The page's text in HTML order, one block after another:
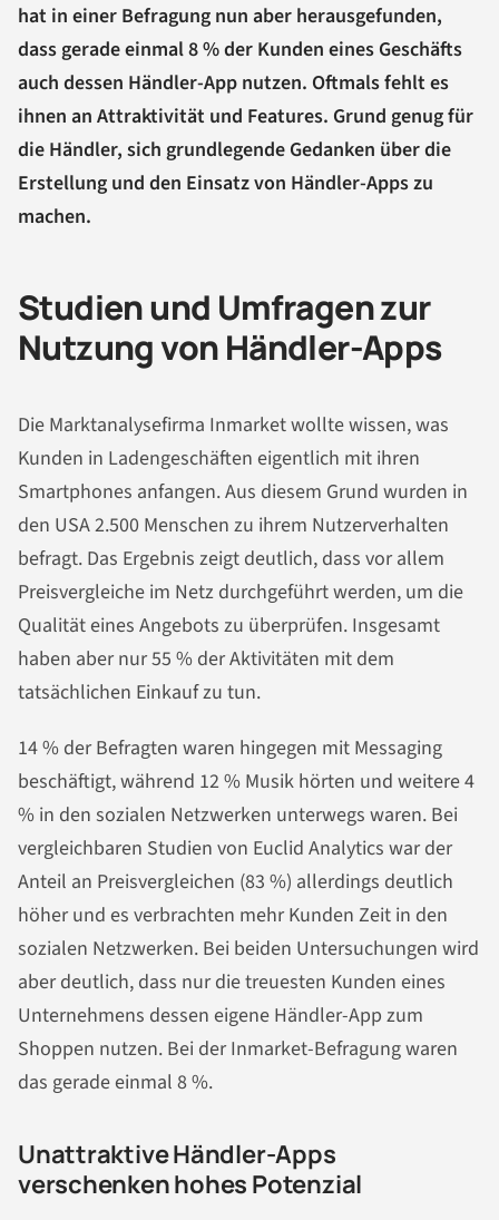
hat in einer Befragung nun aber herausgefunden,
dass gerade einmal 8 % der Kunden eines Geschäfts
auch dessen Händler-App nutzen. Oftmals fehlt es
ihnen an Attraktivität und Features. Grund genug für
die Händler, sich grundlegende Gedanken über die
Erstellung und den Einsatz von Händler-Apps zu
machen.
Studien und Umfragen zur
Nutzung von Händler-Apps
Die Marktanalysefirma Inmarket wollte wissen, was
Kunden in Ladengeschäften eigentlich mit ihren
Smartphones anfangen. Aus diesem Grund wurden in
den USA 2.500 Menschen zu ihrem Nutzerverhalten
befragt. Das Ergebnis zeigt deutlich, dass vor allem
Preisvergleiche im Netz durchgeführt werden, um die
Qualität eines Angebots zu überprüfen. Insgesamt
haben aber nur 55 % der Aktivitäten mit dem
tatsächlichen Einkauf zu tun.
14 % der Befragten waren hingegen mit Messaging
beschäftigt, während 12 % Musik hörten und weitere 4
% in den sozialen Netzwerken unterwegs waren. Bei
vergleichbaren Studien von Euclid Analytics war der
Anteil an Preisvergleichen (83 %) allerdings deutlich
höher und es verbrachten mehr Kunden Zeit in den
sozialen Netzwerken. Bei beiden Untersuchungen wird
aber deutlich, dass nur die treuesten Kunden eines
Unternehmens dessen eigene Händler-App zum
Shoppen nutzen. Bei der Inmarket-Befragung waren
das gerade einmal 8 %.
Unattraktive Händler-Apps
verschenken hohes Potenzial